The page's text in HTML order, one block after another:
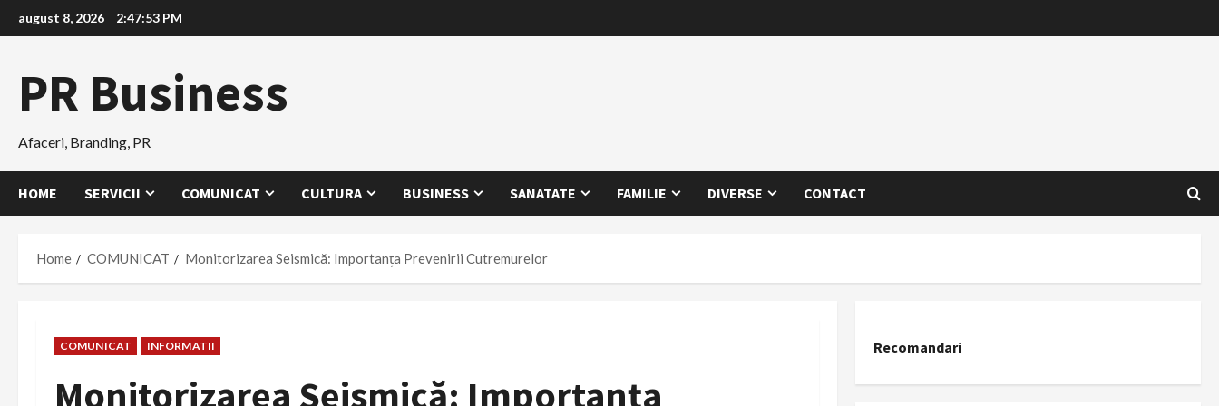
to
august 8, 2026 2:47:54 PM
PR Business
Afaceri, Branding, PR
HOME SERVICII COMUNICAT CULTURA BUSINESS SANATATE FAMILIE DIVERSE CONTACT
Home COMUNICAT Monitorizarea Seismică: Importanța Prevenirii Cutremurelor
COMUNICAT INFORMATII
Monitorizarea Seismică: Importanța
Recomandari